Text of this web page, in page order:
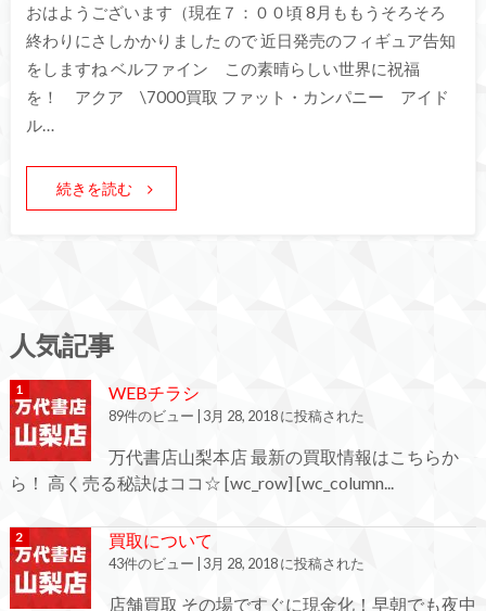
おはようございます（現在７：００頃 8月ももうそろそろ
終わりにさしかかりました ので 近日発売のフィギュア告知
をしますね ベルファイン この素晴らしい世界に祝福
を！ アクア \7000買取 ファット・カンパニー アイド
ル…
続きを読む
人気記事
WEBチラシ
89件のビュー 3月 28, 2018 に投稿された
万代書店山梨本店 最新の買取情報はこちらか
ら！ 高く売る秘訣はココ☆ [wc_row] [wc_column...
買取について
43件のビュー 3月 28, 2018 に投稿された
店舗買取 その場ですぐに現金化！早朝でも夜中